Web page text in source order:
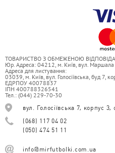
ТОВАРИСТВО З ОБМЕЖЕНОЮ
Юр. Адреса: 04212, м. Київ, вул.
Адреса для листування:
03039, м. Київ, вул. Голосіївська, буд 7,
ЕДРПОУ 40078837
ІПН 400788326541
Тел.: (044) 229-70-30
вул. Голосіївська 7, корпус 3,
(068) 117 04 02
(050) 474 51 11
info@mirfutbolki.com.ua